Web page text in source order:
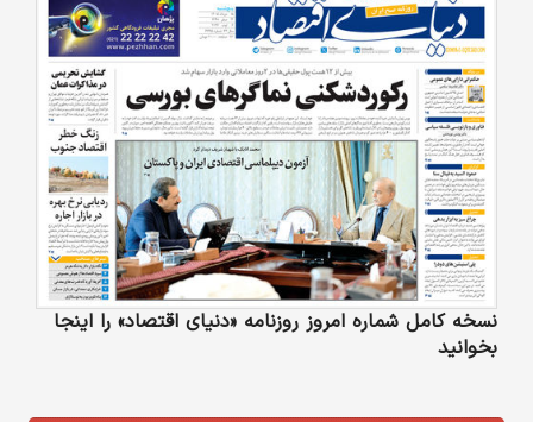
نسخه کامل شماره امروز روزنامه «دنیای‌ اقتصاد» را اینجا
بخوانید